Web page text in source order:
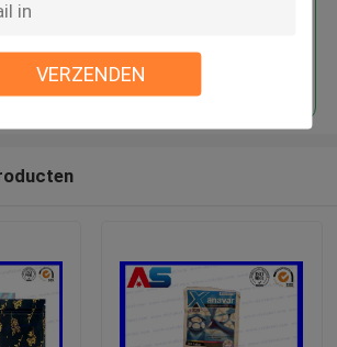
VERZENDEN